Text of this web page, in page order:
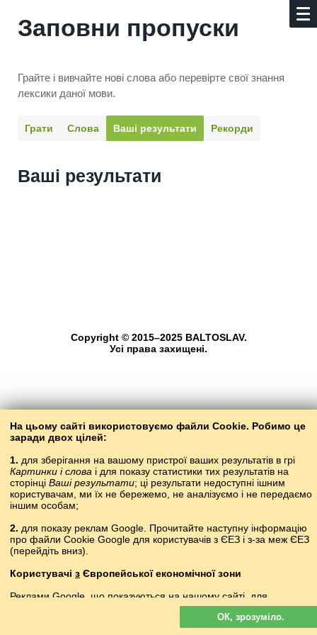
Заповни пропуски
Грайте і вивчайте нові слова або перевірте свої знання
лексики даної мови.
Грати Слова Ваші результати Рекорди
Ваші результати
На цьому сайті використовуємо файли Cookie. Робимо це
заради двох цілей:
1. для зберігання на вашому пристрої ваших результатів в грі
Картинки і слова і для показу статистики тих результатів на
сторінці Ваші результати; ці результати недоступні ішним
користувачам, ми їх не бережемо, не аналізуємо і не передаємо
іншим особам;
2. для показу реклам Google. Прочитайте наступну інформацію
про файли Cookie Google для користувачів з ЄЕЗ і з-за меж ЄЕЗ
(перейдіть вниз).
Користувачі з Європейської економічної зони
Реклами Google, що показуються на нашому сайті, для
персоналізуються. У такій рекламі файли
cookie не використовуються для персоналізації оголошень, але
служать для обмеження частоти показів, підготовки зведених
ОК, зрозуміло.
Copyright © 2015–2025 BALTOSLAV.
Усі права захищені.